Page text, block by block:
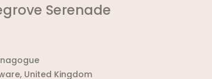
Serenade
United Kingdom